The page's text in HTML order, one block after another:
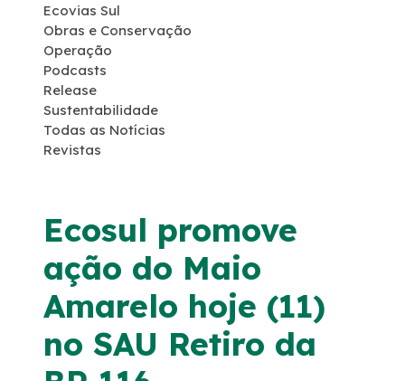
Links Úteis
SAU's
Carta ao Usuário
Notícias
Noticias
Podcasts
Ecovias Sul
Obras e Conservação
Operação
Podcasts
Release
Sustentabilidade
Todas as Notícias
Revistas
Ecosul promove
ação do Maio
Amarelo hoje (11)
no SAU Retiro da